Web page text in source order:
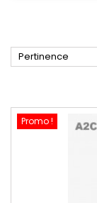
Pertinence
Promo !